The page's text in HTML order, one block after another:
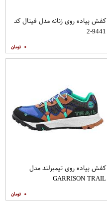
کفش پیاده روی زنانه مدل فینال کد
9441-2
۰
کفش پیاده روی تیمبرلند مدل
GARRISON TRAIL
۰